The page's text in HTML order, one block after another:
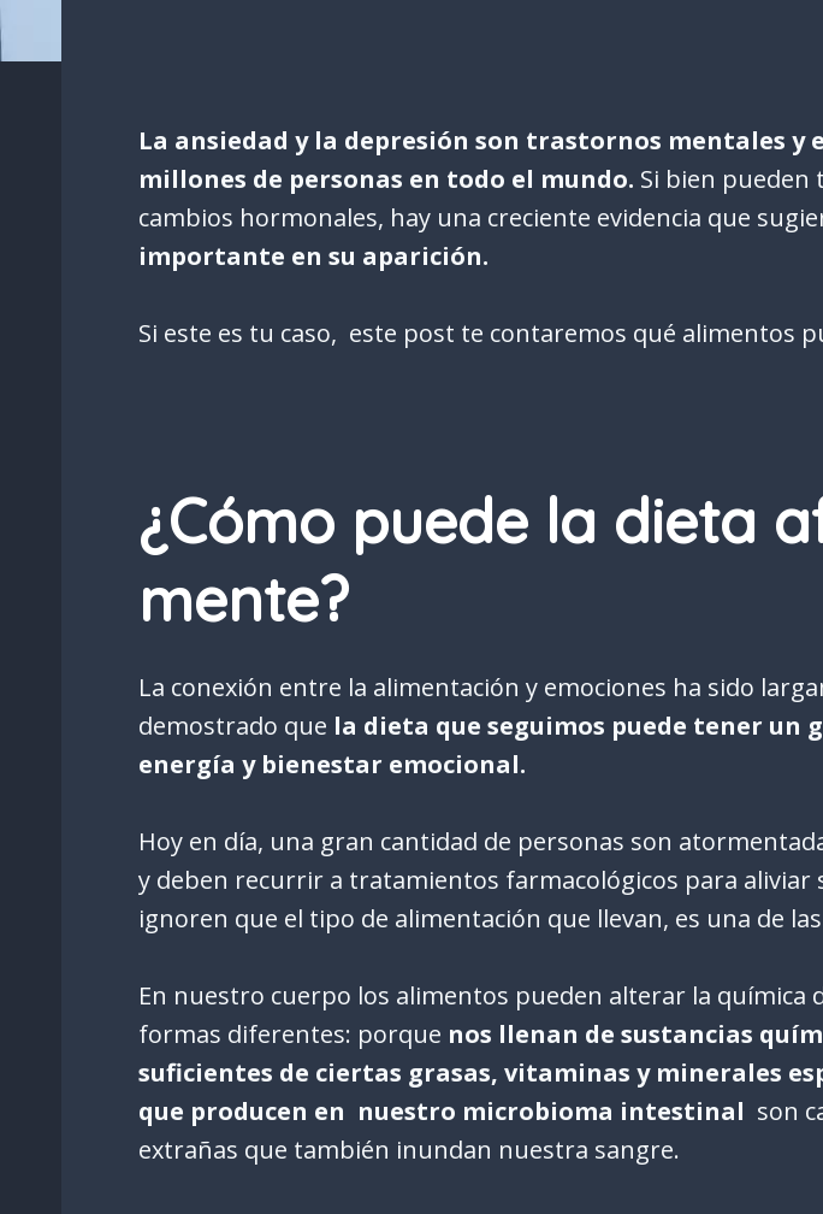
La ansiedad y la depresión son trastornos mentales y
millones de personas en todo el mundo. Si bien pueden
cambios hormonales, hay una creciente evidencia que
importante en su aparición.
Si este es tu caso, este post te contaremos qué alimentos
¿Cómo puede la dieta
mente?
La conexión entre la alimentación y emociones ha sido
demostrado que la dieta que seguimos puede tener un
energía y bienestar emocional.
Hoy en día, una gran cantidad de personas son
y deben recurrir a tratamientos farmacológicos para
ignoren que el tipo de alimentación que llevan, es una de
En nuestro cuerpo los alimentos pueden alterar la
formas diferentes: porque nos llenan de sustancias
suficientes de ciertas grasas, vitaminas y minerales
que producen en nuestro microbioma intestinal son
extrañas que también inundan nuestra sangre.